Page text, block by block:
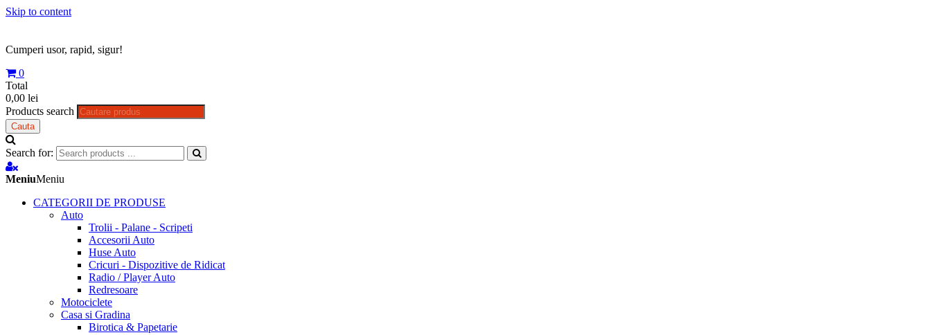
Skip to content
Cumperi usor, rapid, sigur!
0
Total
0,00 lei
Products search
Cauta
Search for:
MeniuMeniu
CATEGORII DE PRODUSE
Auto
Trolii - Palane - Scripeti
Accesorii Auto
Huse Auto
Cricuri - Dispozitive de Ridicat
Radio / Player Auto
Redresoare
Motociclete
Casa si Gradina
Birotica & Papetarie